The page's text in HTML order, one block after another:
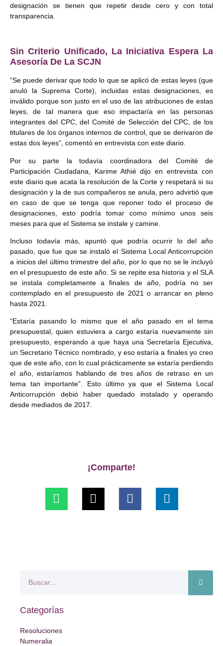
designación se tienen que repetir desde cero y con total
transparencia.
Sin Criterio Unificado, La Iniciativa Espera La
Asesoría De La SCJN
“Se puede derivar que todo lo que se aplicó de estas leyes (que
anuló la Suprema Corte), incluidas estas designaciones, es
inválido porque son justo en el uso de las atribuciones de estas
leyes, de tal manera que eso impactaría en las personas
integrantes del CPC, del Comité de Selección del CPC, de los
titulares de los órganos internos de control, que se derivaron de
estas dos leyes”, comentó en entrevista con este diario.
Por su parte la todavía coordinadora del Comité de
Participación Ciudadana, Karime Athié dijo en entrevista con
este diario que acata la resolución de la Corte y respetará si su
designación y la de sus compañeros se anula, pero advirtió que
en caso de que se tenga que reponer todo el proceso de
designaciones, esto podría tomar como mínimo unos seis
meses para que el Sistema se instale y camine.
Incluso todavía más, apuntó que podría ocurrir lo del año
pasado, que fue que se instaló el Sistema Local Anticorrupción
a inicios del último trimestre del año, por lo que no se le incluyó
en el presupuesto de este año. Si se repite esa historia y el SLA
se instala completamente a finales de año, podría no ser
contemplado en el presupuesto de 2021 o arrancar en pleno
hasta 2021.
“Estaría pasando lo mismo que el año pasado en el tema
presupuestal, quien estuviera a cargo estaría nuevamente sin
presupuesto, esperando a que haya una Secretaría Ejecutiva,
un Secretario Técnico nombrado, y eso estaría a finales yo creo
que de este año, con lo cual prácticamente se estaría perdiendo
el año, estaríamos hablando de tres años de retraso en un
tema tan importante”. Esto último ya que el Sistema Local
Anticorrupción debió haber quedado instalado y operando
desde mediados de 2017.
¡Comparte!
Categorías
Resoluciones
Numeralia